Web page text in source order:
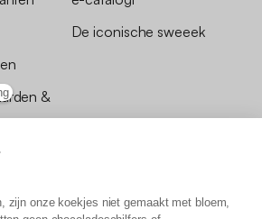
zijn onze koekjes niet gemaakt met bloem,
&
De iconische sweeek